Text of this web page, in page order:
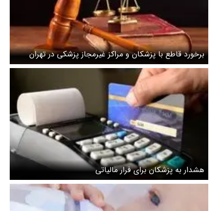
برخورد قاطع با پزشکان و مراکز غیرمجاز پزشکی در تهران
هشدار به پزشکان برای فرار مالیاتی